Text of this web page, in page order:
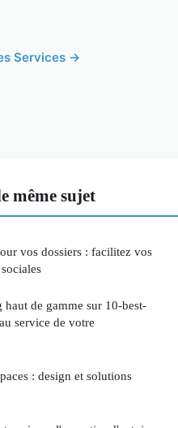
Services →
même sujet
vos dossiers : facilitez vos
de gamme sur 10-best-
service de votre
: design et solutions